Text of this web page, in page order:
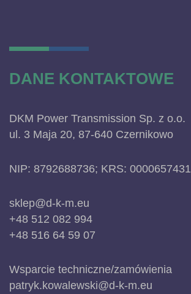
DANE KONTAKTOWE
DKM Power Transmission Sp. z o.o.
ul. 3 Maja 20, 87-640 Czernikowo
NIP: 8792688736; KRS: 0000657431
sklep@d-k-m.eu
+48 512 082 994
+48 516 64 59 07
Wsparcie techniczne/zamówienia
patryk.kowalewski@d-k-m.eu